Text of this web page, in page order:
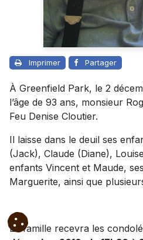
Imprimer Partager
À Greenfield Park, le 2
l’âge de 93 ans, monsieur
Feu Denise Cloutier.
Il laisse dans le deuil ses
(Jack), Claude (Diane),
enfants Vincent et Maude,
Marguerite, ainsi que
La famille recevra les